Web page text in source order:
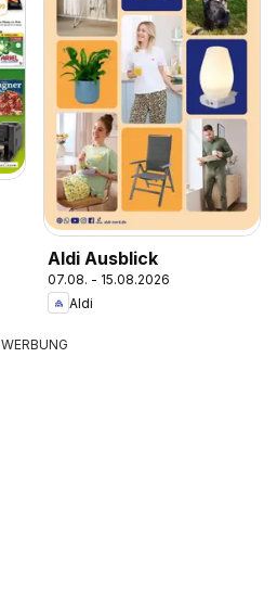
Aldi Ausblick
07.08. - 15.08.2026
Aldi
WERBUNG